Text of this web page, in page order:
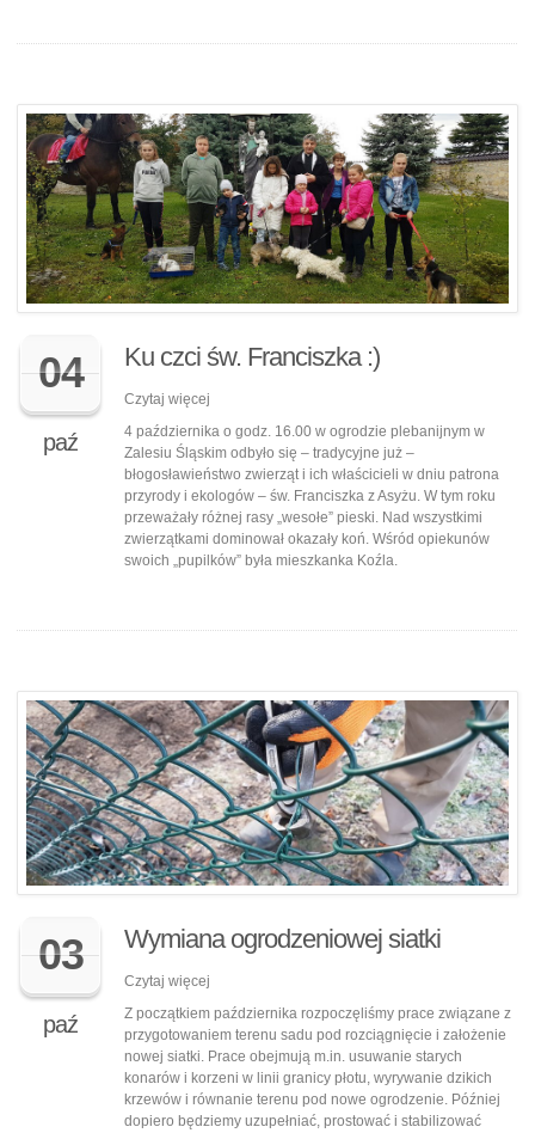
04
paź
Ku czci św. Franciszka :)
Czytaj więcej
4 października o godz. 16.00 w ogrodzie plebanijnym w
Zalesiu Śląskim odbyło się – tradycyjne już –
błogosławieństwo zwierząt i ich właścicieli w dniu patrona
przyrody i ekologów – św. Franciszka z Asyżu. W tym roku
przeważały różnej rasy „wesołe” pieski. Nad wszystkimi
zwierzątkami dominował okazały koń. Wśród opiekunów
swoich „pupilków” była mieszkanka Koźla.
03
paź
Wymiana ogrodzeniowej siatki
Czytaj więcej
Z początkiem października rozpoczęliśmy prace związane z
przygotowaniem terenu sadu pod rozciągnięcie i założenie
nowej siatki. Prace obejmują m.in. usuwanie starych
konarów i korzeni w linii granicy płotu, wyrywanie dzikich
krzewów i równanie terenu pod nowe ogrodzenie. Później
dopiero będziemy uzupełniać, prostować i stabilizować